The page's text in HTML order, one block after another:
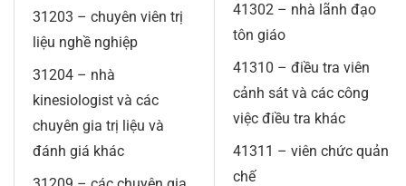
31203 – chuyên viên trị
liệu nghề nghiệp
31204 – nhà
kinesiologist và các
chuyên gia trị liệu và
đánh giá khác
41302 – nhà lãnh đạo
tôn giáo
41310 – điều tra viên
cảnh sát và các công
việc điều tra khác
41311 – viên chức quản
chế